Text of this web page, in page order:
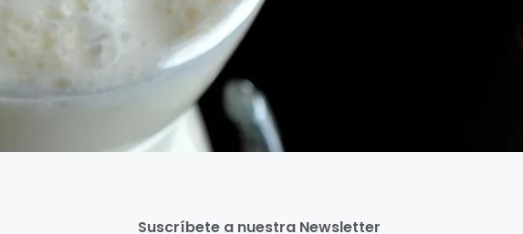
Suscríbete a nuestra Newsletter